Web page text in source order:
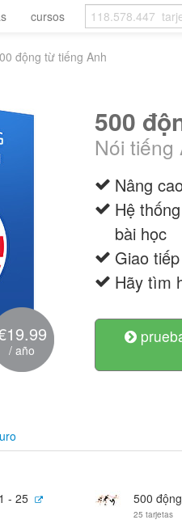
cursos
động từ tiếng Anh
/ año
500
Nói
Nâng
Hệ
bài học
Giao
Hãy tìm
- 25 500
25 tarjetas